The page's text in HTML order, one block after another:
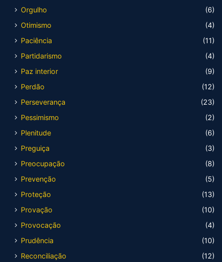
Orgulho
(6)
Otimismo
(4)
Paciência
(11)
Partidarismo
(4)
Paz interior
(9)
Perdão
(12)
Perseverança
(23)
Pessimismo
(2)
Plenitude
(6)
Preguiça
(3)
Preocupação
(8)
Prevenção
(5)
Proteção
(13)
Provação
(10)
Provocação
(4)
Prudência
(10)
Reconciliação
(12)